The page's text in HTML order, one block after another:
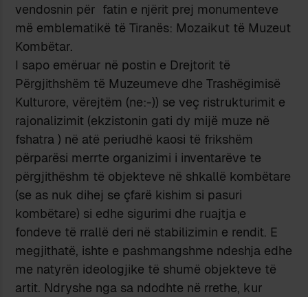
vendosnin për fatin e njërit prej monumenteve
më emblematikë të Tiranës: Mozaikut të Muzeut
Kombëtar.
I sapo emëruar në postin e Drejtorit të
Përgjithshëm të Muzeumeve dhe Trashëgimisë
Kulturore, vërejtëm (ne:-)) se veç ristrukturimit e
rajonalizimit (ekzistonin gati dy mijë muze në
fshatra ) në atë periudhë kaosi të frikshëm
përparësi merrte organizimi i inventarëve te
përgjithëshm të objekteve në shkallë kombëtare
(se as nuk dihej se çfarë kishim si pasuri
kombëtare) si edhe sigurimi dhe ruajtja e
fondeve të rrallë deri në stabilizimin e rendit. E
megjithatë, ishte e pashmangshme ndeshja edhe
me natyrën ideologjike të shumë objekteve të
artit. Ndryshe nga sa ndodhte në rrethe, kur